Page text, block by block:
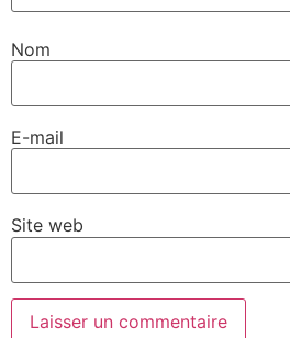
Nom
E-mail
Site web